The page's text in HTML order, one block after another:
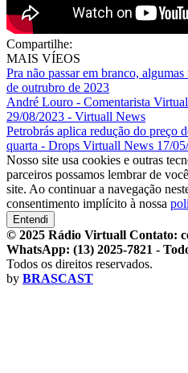
Compartilhe:
MAIS VÍEOS
Pra não passar em branco,
de outrubro de 2023
André Louro - Comentarista
29/08/2023 - Virtuall News
Petrobrás aplica redução do preço
quarta - Drops Virtuall News 17/
Nosso site usa cookies e outras
parceiros possamos lembrar de
site. Ao continuar a navegação
consentimento implícito à nossa
Entendi
© 2025 Rádio Virtuall Contato:
WhatsApp: (13) 2025-7821 -
Todos os direitos reservados.
by BRASCAST